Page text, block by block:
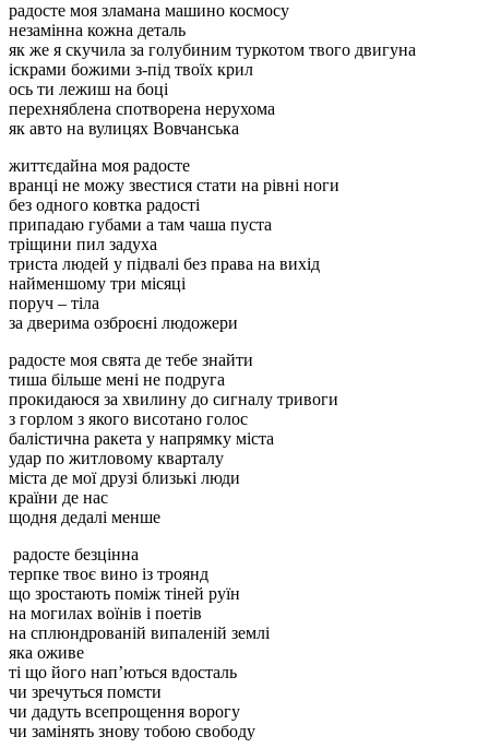
радосте моя зламана машино космосу
незамінна кожна деталь
як же я скучила за голубиним туркотом твого двигуна
іскрами божими з-під твоїх крил
ось ти лежиш на боці
перехняблена спотворена нерухома
як авто на вулицях Вовчaнськa
життєдайна моя радосте
вранці не можу звестися стати на рівні ноги
без одного ковтка радості
припадаю губами а там чаша пуста
тріщини пил задуха
триста людей у підвалі без права на вихід
найменшому три місяці
поруч – тіла
за дверима озброєні людожери
радосте моя свята де тебе знайти
тиша більше мені не подруга
прокидаюся за хвилину до сигналу тривоги
з горлом з якого висотано голос
балістична ракета у напрямку міста
удар по житловому кварталу
міста де мої друзі близькі люди
країни де нас
щодня дедалі менше
радосте безцінна
терпке твоє вино із троянд
що зростають поміж тіней руїн
на могилах воїнів і поетів
на сплюндрованій випаленій землі
яка оживе
ті що його нап’ються вдосталь
чи зречуться помсти
чи дадуть всепрощення ворогу
чи замінять знову тобою свободу